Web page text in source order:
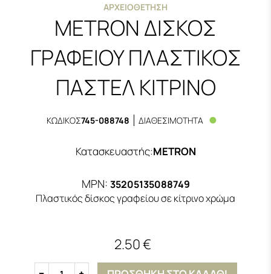
ΑΡΧΕΙΟΘΈΤΗΣΗ
METRON ΔΙΣΚΟΣ
ΓΡΑΦΕΙΟΥ ΠΛΑΣΤΙΚΟΣ
ΠΑΣΤΕΛ ΚΙΤΡΙΝΟ
ΚΩΔΙΚΟΣ745-088748 ΔΙΑΘΕΣΙΜΟΤΗΤΑ
Κατασκευαστής:METRON
MPN: 35205135088749
Πλαστικός δίσκος γραφείου σε κίτρινο χρώμα
2.50 €